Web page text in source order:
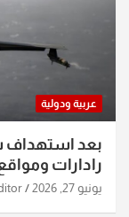
عربية ودولية
بعد استهداف
رادارات
الساعات
يونيو 27, 2026